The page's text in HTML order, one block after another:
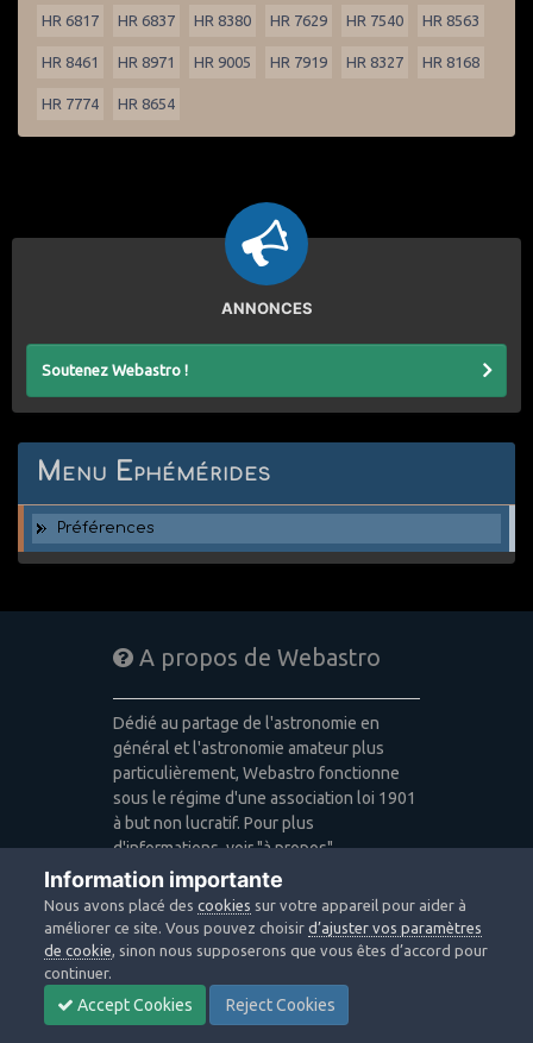
HR 6817 HR 6837 HR 8380 HR 7629 HR 7540 HR 8563
HR 8461 HR 8971 HR 9005 HR 7919 HR 8327 HR 8168
HR 7774 HR 8654
ANNONCES
Soutenez Webastro !
Menu Ephémérides
Préférences
A propos de Webastro
Dédié au partage de l'astronomie en
général et l'astronomie amateur plus
particulièrement, Webastro fonctionne
sous le régime d'une association loi 1901
à but non lucratif. Pour plus
d'informations, voir "à propos".
Publicité: pas de publicité
Icons made byFreepik,Alessio Atzeni,
Pixel Buddha,Icon Pondfrom
www.flaticon.comis licensed by CC 3.0
BY
Design images: Courtesy NASA/JPL-
Information importante
Nous avons placé descookies sur votre appareil pour aider à
améliorer ce site. Vous pouvez choisird’ajuster vos paramètres
de cookie, sinon nous supposerons que vous êtes d’accord pour
continuer.
Accept Cookies Reject Cookies